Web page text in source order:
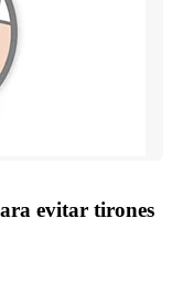
evitar tirones